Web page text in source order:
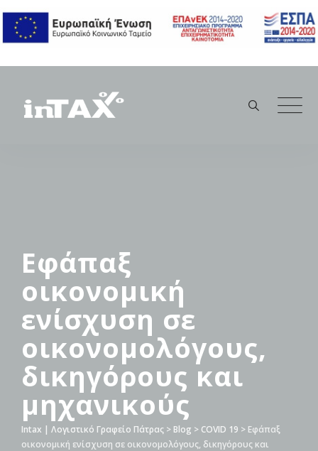
content
Εφάπαξ
οικονομική
ενίσχυση σε
οικονομολόγους,
δικηγόρους και
μηχανικούς
Intax | Λογιστικό Γραφείο Πάτρας > Blog > COVID 19 > Εφάπαξ
οικονομική ενίσχυση σε οικονομολόγους, δικηγόρους και